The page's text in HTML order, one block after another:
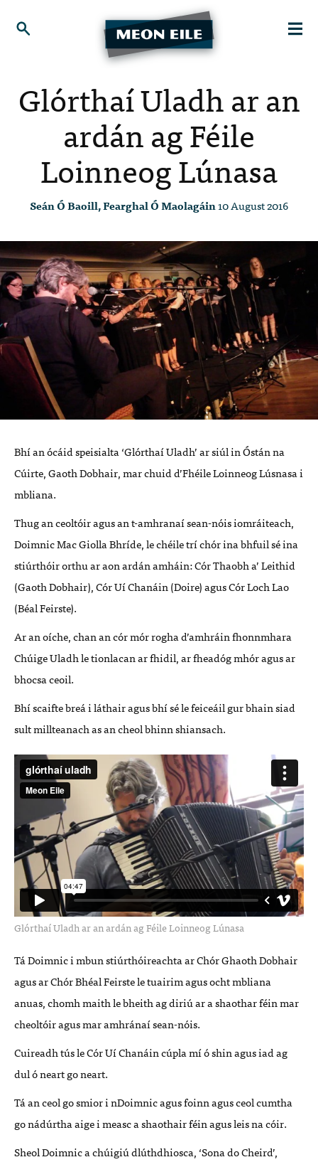
Glórthaí Uladh ar an
ardán ag Féile
Loinneog Lúnasa
Seán Ó Baoill, Fearghal Ó Maolagáin10 August 2016
Bhí an ócáid speisialta ‘Glórthaí Uladh’ ar siúl in Óstán na
Cúirte, Gaoth Dobhair, mar chuid d’Fhéile Loinneog Lúsnasa i
mbliana.
Thug an ceoltóir agus an t-amhranaí sean-nóis iomráiteach,
Doimnic Mac Giolla Bhríde, le chéile trí chór ina bhfuil sé ina
stiúrthóir orthu ar aon ardán amháin: Cór Thaobh a’ Leithid
(Gaoth Dobhair), Cór Uí Chanáin (Doire) agus Cór Loch Lao
(Béal Feirste).
Ar an oíche, chan an cór mór rogha d’amhráin fhonnmhara
Chúige Uladh le tionlacan ar fhidil, ar fheadóg mhór agus ar
bhocsa ceoil.
Bhí scaifte breá i láthair agus bhí sé le feiceáil gur bhain siad
sult millteanach as an cheol bhinn shiansach.
Glórthaí Uladh ar an ardán ag Féile Loinneog Lúnasa
Tá Doimnic i mbun stiúrthóireachta ar Chór Ghaoth Dobhair
agus ar Chór Bhéal Feirste le tuairim agus ocht mbliana
anuas, chomh maith le bheith ag diriú ar a shaothar féin mar
cheoltóir agus mar amhránaí sean-nóis.
Cuireadh tús le Cór Uí Chanáin cúpla mí ó shin agus iad ag
dul ó neart go neart.
Tá an ceol go smior i nDoimnic agus foinn agus ceol cumtha
go nádúrtha aige i measc a shaothair féin agus leis na cóir.
Sheol Doimnic a chúigiú dlúthdhiosca, ‘Sona do Cheird’,